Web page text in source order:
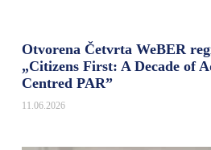
Otvorena Četvrta WeBER
„Citizens First: A Decade of
Centred PAR”
11.06.2026